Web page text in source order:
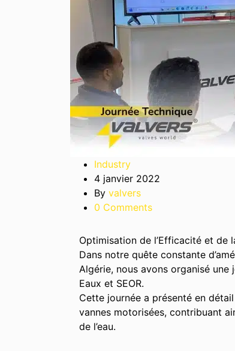
Industry
4 janvier 2022
By valvers
0 Comments
Optimisation de l’Efficacité et de
Dans notre quête constante
Algérie, nous avons organisé
Eaux et SEOR.
Cette journée a présenté en
vannes motorisées, contribuant
de l’eau.